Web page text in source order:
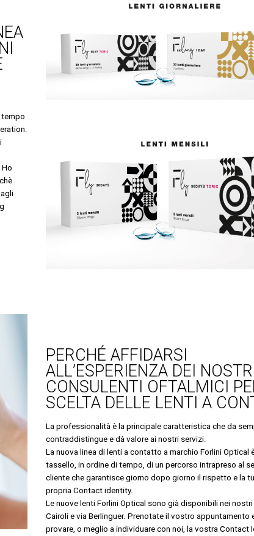
tempo
PERCHÉ AFFIDARSI
ALL’ESPERIENZA DEI
CONSULENTI OFTALMICI
SCELTA DELLE LENTI A
La professionalità è la principale caratteristica che da
contraddistingue e dà valore ai nostri servizi.
La nuova linea di lenti a contatto a marchio Forlini Optical
tassello, in ordine di tempo, di un percorso intrapreso al
cliente che garantisce giorno dopo giorno il rispetto e la
propria Contact identity.
Le nuove lenti Forlini Optical sono già disponibili nei
Cairoli e via Berlinguer. Prenotate il vostro appuntamento
provare, o meglio a individuare con noi, la vostra Contact